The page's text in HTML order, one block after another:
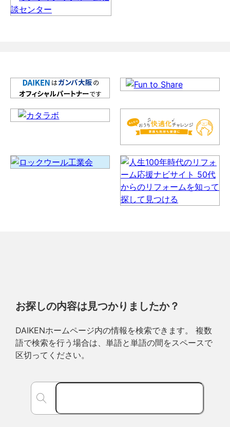
お探しの内容は見つかりましたか？
DAIKENホームページ内の情報を検索できます。 複数
語で検索を行う場合は、単語と単語の間をスペースで
区切ってください。